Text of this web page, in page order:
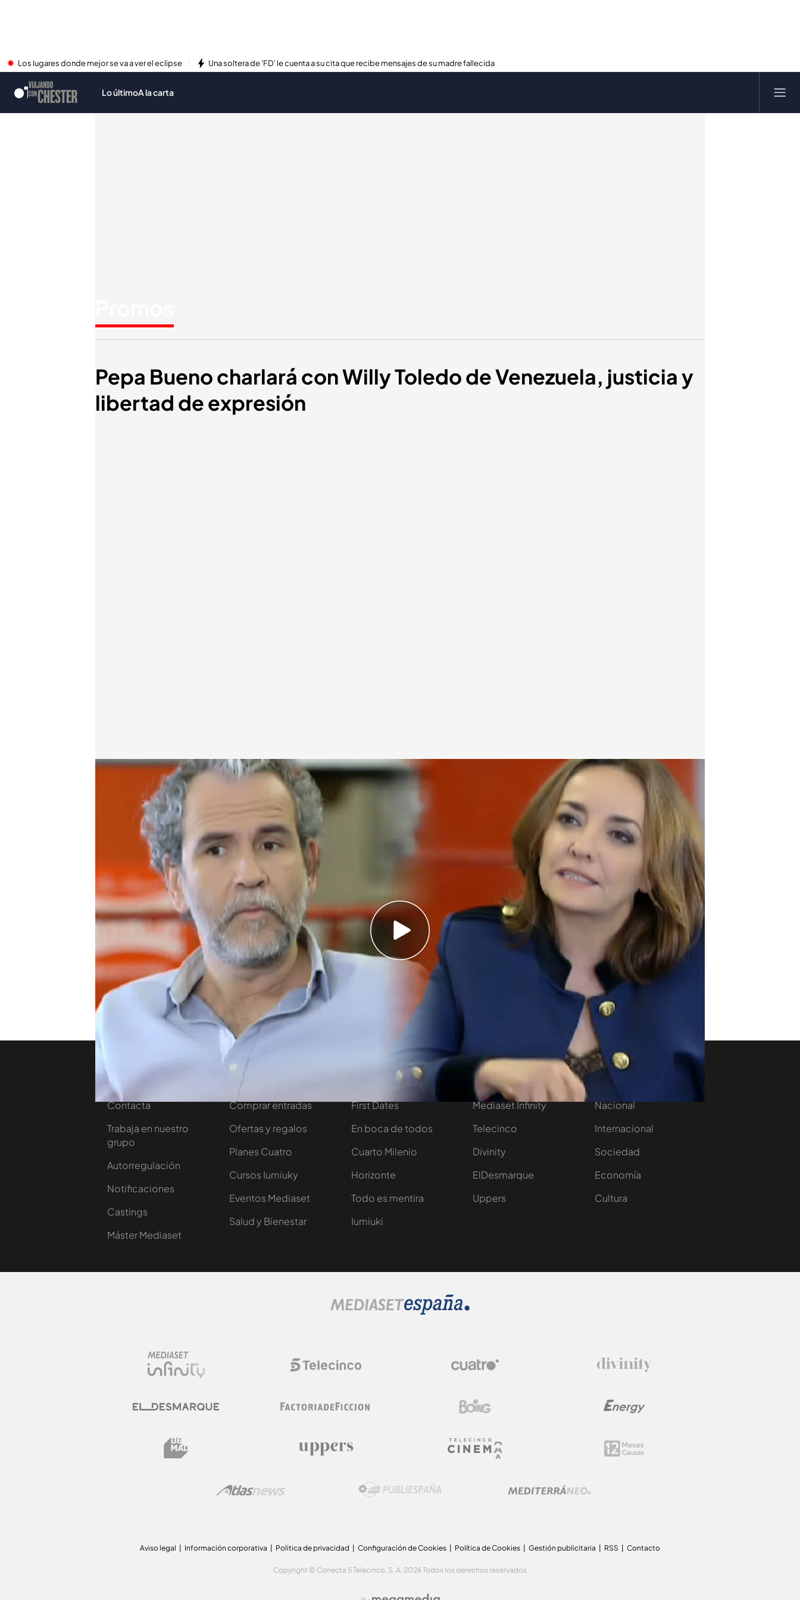
Los lugares donde mejor se va a ver el eclipse Una soltera de 'FD' le cuenta a su cita que recibe mensajes de su madre fallecida
Lo últimoA la carta
Pepa Bueno charlará con Willy Toledo de Venezuela, justicia y
libertad de expresión
08 ABR 2015 - 16:12h.
Compartir
"¿Por qué los policías y los jueces pueden detener al alcalde de Caracas y
cuando te ocurrió a ti en una huelga decías que se estaba violando la
libertad de expresión?", pregunta Pepa Bueno a Willy Toledo. La
periodista se sienta en el chester junto al actor, y charlarán sobre
Venezuela, justicia y libertad de expresión. La nueva temporada de
'Viajando con chester' arranca este domingo 12 de abril.
Viajando con Chester Promos
Nosotros
Contacta
Trabaja en nuestro
grupo
Autorregulación
Notificaciones
Castings
Máster Mediaset
Comprar entradas
Ofertas y regalos
Planes Cuatro
Cursos Iumiuky
Eventos Mediaset
Salud y Bienestar
Programas
First Dates
En boca de todos
Cuarto Milenio
Horizonte
Todo es mentira
Iumiuki
Más de Mediaset
Mediaset Infinity
Telecinco
Divinity
ElDesmarque
Uppers
Noticias Cuatro
Nacional
Internacional
Sociedad
Economía
Cultura
Aviso legal Información corporativa Politica de privacidad Configuración de Cookies Política de Cookies Gestión publicitaria RSS Contacto
Copyright © Conecta 5 Telecinco, S. A. 2026 Todos los derechos reservados